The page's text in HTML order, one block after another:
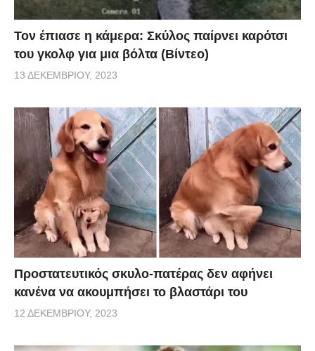
Τον έπιασε η κάμερα: Σκύλος παίρνει καρότσι
του γκολφ για μια βόλτα (Βίντεο)
13 ΔΕΚΕΜΒΡΊΟΥ, 2023
Προστατευτικός σκυλο-πατέρας δεν αφήνει
κανένα να ακουμπήσει το βλαστάρι του
12 ΔΕΚΕΜΒΡΊΟΥ, 2023